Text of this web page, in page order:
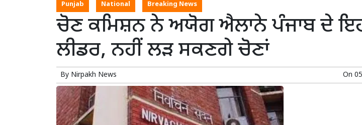
Punjab National Breaking News
ਚੋਣ ਕਮਿਸ਼ਨ ਨੇ ਅਯੋਗ ਐਲਾਨੇ ਪੰਜਾਬ ਦੇ
ਲੀਡਰ, ਨਹੀਂ ਲੜ ਸਕਣਗੇ ਚੋਣਾਂ
By Nirpakh News On